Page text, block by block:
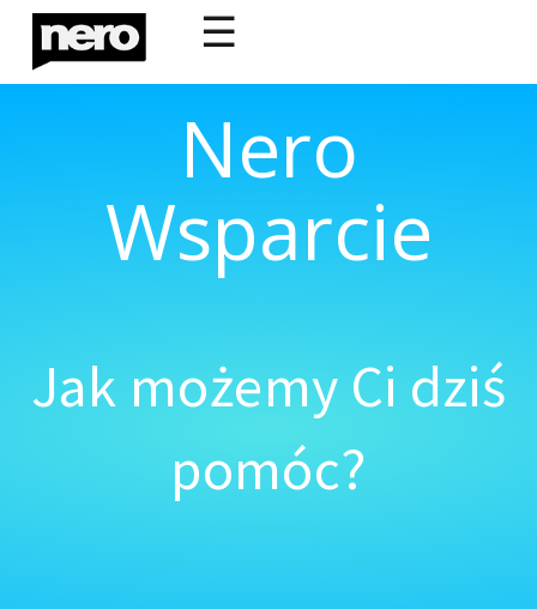
☰
Nero
Wsparcie
Jak możemy Ci dziś
pomóc?